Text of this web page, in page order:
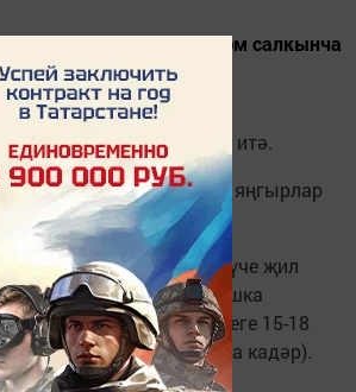
тотрыксыз һәм салкынча
үзәге хәбәр итә.
урыны белән көчле яңгырлар
Боз явуы ихтимал.
5-10 метр тизлектә исүче җил
төньяк-көнбатышка
урыны белән аның тизлеге 15-18
(Казанда – 15 метрга кадәр).